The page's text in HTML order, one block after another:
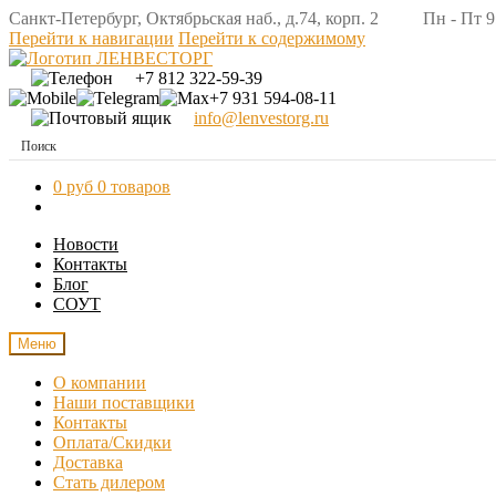
Санкт-Петербург, Октябрьская наб., д.74, корп. 2 Пн - Пт
Перейти к навигации Перейти к содержимому
+7 812 322-59-39
+7 931 594-08-11
info@lenvestorg.ru
0 руб 0 товаров
Новости
Контакты
Блог
СОУТ
Меню
О компании
Наши поставщики
Контакты
Оплата/Скидки
Доставка
Стать дилером